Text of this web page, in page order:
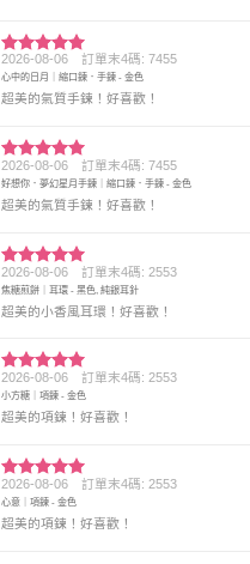
評分5 滿
分 5
2026-08-06 訂單末4碼: 7455
心中的日月｜縮口鍊．手鍊 - 金色
超美的氣質手鍊！好喜歡！
評分5 滿
分 5
2026-08-06 訂單末4碼: 7455
好想你．夢幻星月手鍊｜縮口鍊．手鍊 - 金色
超美的氣質手鍊！好喜歡！
評分5滿
分 5
2026-08-06 訂單末4碼: 2553
焦糖煎餅｜耳環 - 黑色, 純銀耳針
超美的小香風耳環！好喜歡！
評分5 滿
分 5
2026-08-06 訂單末4碼: 2553
小方糖｜項鍊 - 金色
超美的項鍊！好喜歡！
評分5 滿
分 5
2026-08-06 訂單末4碼: 2553
心意｜項鍊 - 金色
超美的項鍊！好喜歡！